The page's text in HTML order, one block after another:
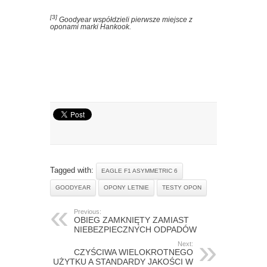
[3] Goodyear współdzieli pierwsze miejsce z
oponami marki Hankook.
Tagged with: EAGLE F1 ASYMMETRIC 6
GOODYEAR OPONY LETNIE TESTY OPON
Previous:
OBIEG ZAMKNIĘTY ZAMIAST
NIEBEZPIECZNYCH ODPADÓW
Next:
CZYŚCIWA WIELOKROTNEGO
UŻYTKU A STANDARDY JAKOŚCI W